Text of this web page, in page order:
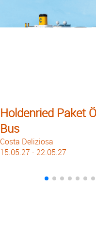
Holdenried Paket
Bus
Costa Deliziosa
15.05.27 - 22.05.27